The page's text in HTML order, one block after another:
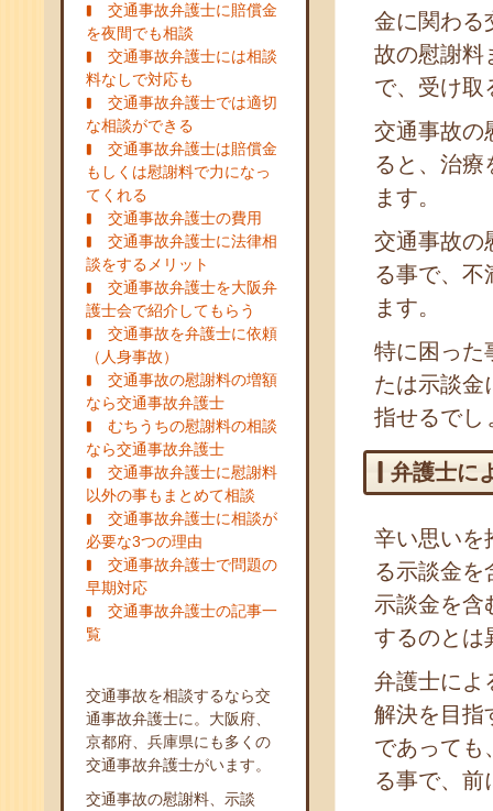
交通事故弁護士に賠償金
を夜間でも相談
交通事故弁護士には相談
料なしで対応も
交通事故弁護士では適切
な相談ができる
交通事故弁護士は賠償金
もしくは慰謝料で力になっ
てくれる
交通事故弁護士の費用
交通事故弁護士に法律相
談をするメリット
交通事故弁護士を大阪弁
護士会で紹介してもらう
交通事故を弁護士に依頼
（人身事故）
交通事故の慰謝料の増額
なら交通事故弁護士
むちうちの慰謝料の相談
なら交通事故弁護士
交通事故弁護士に慰謝料
以外の事もまとめて相談
交通事故弁護士に相談が
必要な3つの理由
交通事故弁護士で問題の
早期対応
交通事故弁護士の記事一
覧
交通事故を相談するなら交
通事故弁護士に。大阪府、
京都府、兵庫県にも多くの
交通事故弁護士がいます。
交通事故の慰謝料、示談
金に関わる
故の慰謝料
で、受け取
交通事故の
ると、治療
ます。
交通事故の
る事で、不
ます。
特に困った
たは示談金
指せるでし
弁護士に
辛い思いを
る示談金を
示談金を含
するのとは
弁護士によ
解決を目指
であっても
る事で、前